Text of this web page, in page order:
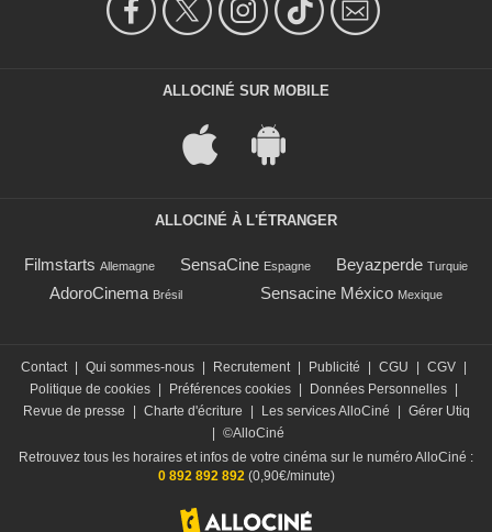
ALLOCINÉ SUR MOBILE
ALLOCINÉ À L'ÉTRANGER
Filmstarts Allemagne SensaCine Espagne Beyazperde Turquie
AdoroCinema Brésil Sensacine México Mexique
Contact | Qui sommes-nous | Recrutement | Publicité | CGU | CGV |
Politique de cookies | Préférences cookies | Données Personnelles |
Revue de presse
| Charte d'écriture | Les services AlloCiné | Gérer Utiq
| ©AlloCiné
Retrouvez tous les horaires et infos de votre cinéma sur le numéro AlloCiné :
0 892 892 892 (0,90€/minute)